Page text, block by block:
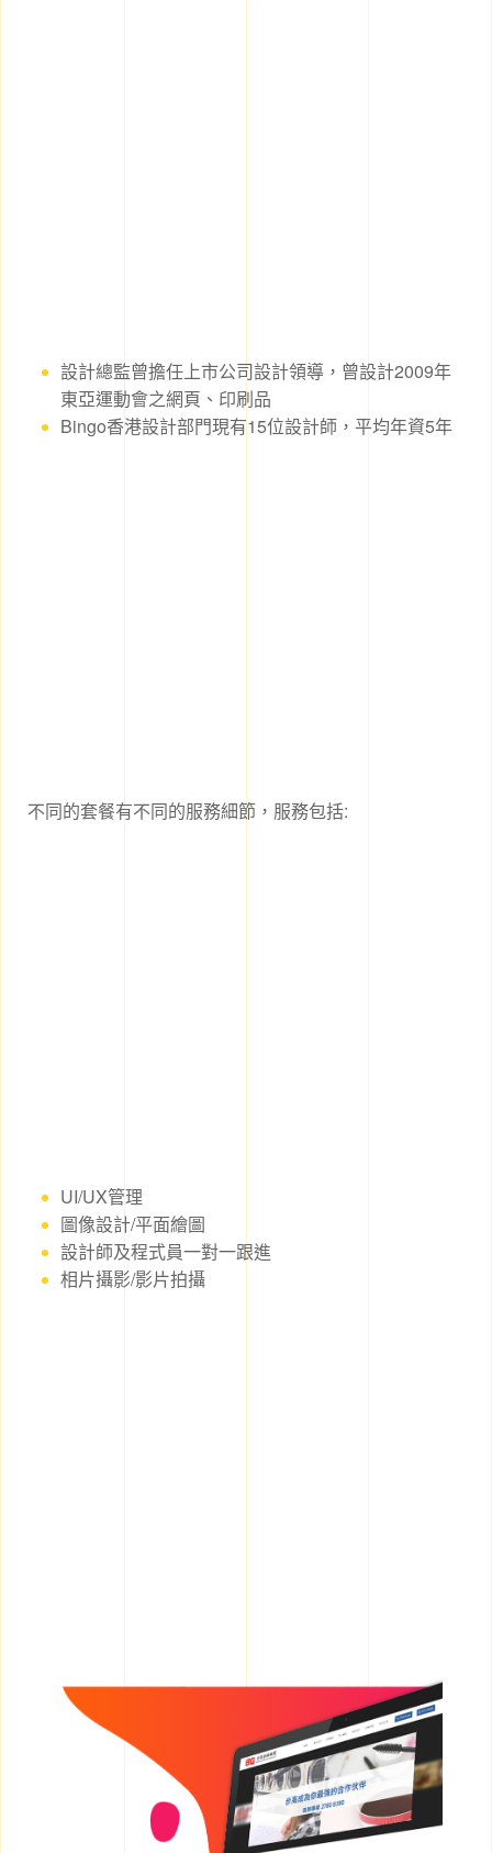
設計總監曾擔任上市公司設計領導，曾設計2009年
東亞運動會之網頁、印刷品
Bingo香港設計部門現有15位設計師，平均年資5年
不同的套餐有不同的服務細節，服務包括:
UI/UX管理
圖像設計/平面繪圖
設計師及程式員一對一跟進
相片攝影/影片拍攝